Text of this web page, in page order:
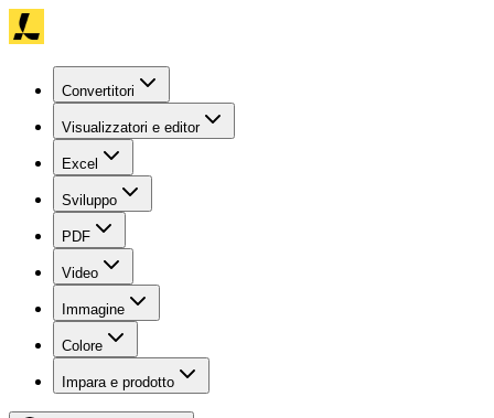
Convertitori
Visualizzatori e editor
Excel
Sviluppo
PDF
Video
Immagine
Colore
Impara e prodotto